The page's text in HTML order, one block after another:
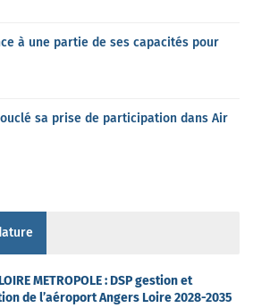
à une partie de ses capacités pour
sa prise de participation dans Air
METROPOLE : DSP gestion et
de l’aéroport Angers Loire 2028-2035